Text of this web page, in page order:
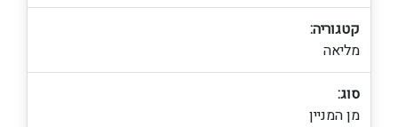
קטגוריה:
מליאה
סוג:
מן המניין